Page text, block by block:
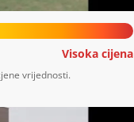
Visoka cijena
vrijednosti.